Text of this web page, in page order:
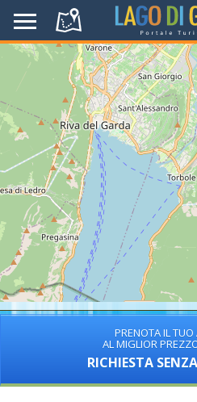
PRENOTA IL
AL MIGLIOR
RICHIESTA